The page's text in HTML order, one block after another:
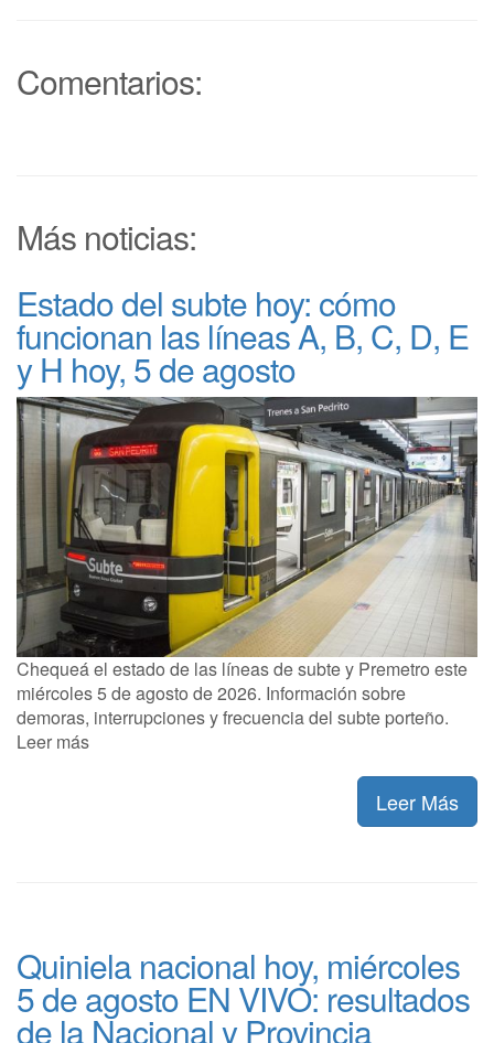
Comentarios:
Más noticias:
Estado del subte hoy: cómo
funcionan las líneas A, B, C, D, E
y H hoy, 5 de agosto
Chequeá el estado de las líneas de subte y Premetro este
miércoles 5 de agosto de 2026. Información sobre
demoras, interrupciones y frecuencia del subte porteño.
Leer más
Leer Más
Quiniela nacional hoy, miércoles
5 de agosto EN VIVO: resultados
de la Nacional y Provincia